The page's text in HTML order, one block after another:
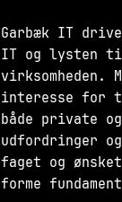
Garbæk IT
IT og lysten
virksomheden.
interesse for
både private
udfordringer
faget og
forme